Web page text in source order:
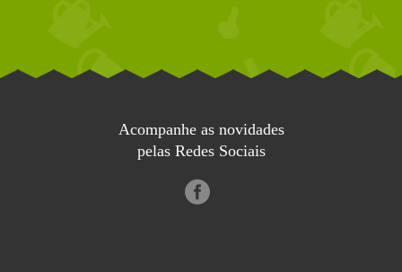
Acompanhe as novidades
pelas Redes Sociais